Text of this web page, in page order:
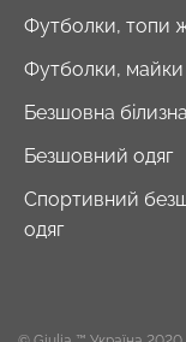
Футболки, топи
Футболки, майки
Безшовна білизна
Безшовний одяг
Спортивний
одяг